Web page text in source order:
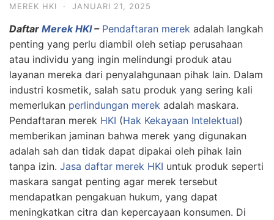
MEREK HKI · JANUARI 21, 2025
Daftar Merek HKI– Pendaftaran merek adalah langkah
penting yang perlu diambil oleh setiap perusahaan
atau individu yang ingin melindungi produk atau
layanan mereka dari penyalahgunaan pihak lain. Dalam
industri kosmetik, salah satu produk yang sering kali
memerlukan perlindungan merek adalah maskara.
Pendaftaran merek HKI (Hak Kekayaan Intelektual)
memberikan jaminan bahwa merek yang digunakan
adalah sah dan tidak dapat dipakai oleh pihak lain
tanpa izin. Jasa daftar merek HKI untuk produk seperti
maskara sangat penting agar merek tersebut
mendapatkan pengakuan hukum, yang dapat
meningkatkan citra dan kepercayaan konsumen. Di